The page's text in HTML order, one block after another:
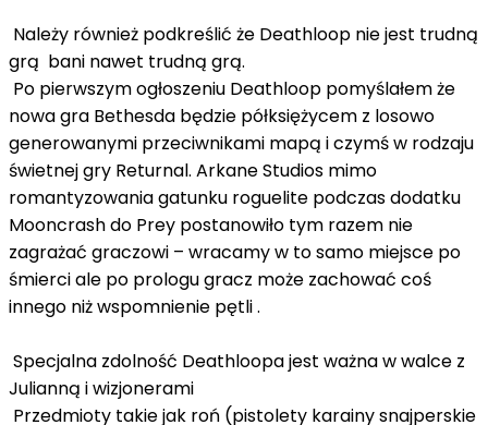
Należy również podkreślić że Deathloop nie jest trudną
grą bani nawet trudną grą.
Po pierwszym ogłoszeniu Deathloop pomyślałem że
nowa gra Bethesda będzie półksiężycem z losowo
generowanymi przeciwnikami mapą i czymś w rodzaju
świetnej gry Returnal. Arkane Studios mimo
romantyzowania gatunku roguelite podczas dodatku
Mooncrash do Prey postanowiło tym razem nie
zagrażać graczowi – wracamy w to samo miejsce po
śmierci ale po prologu gracz może zachować coś
innego niż wspomnienie pętli .
Specjalna zdolność Deathloopa jest ważna w walce z
Julianną i wizjonerami
Przedmioty takie jak roń (pistolety karainy snajperskie